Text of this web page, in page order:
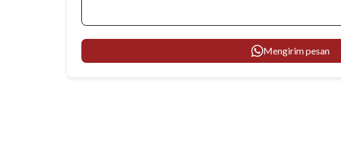
Mengirim pesan